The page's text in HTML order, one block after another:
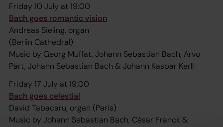
Friday 10 July at 19:00
Bach goes romantic vision
Andreas Sieling, organ
(Berlin Cathedral)
Music by Georg Muffat, Johann Sebastian Bach, Arvo
Pärt, Johann Sebastian Bach & Johann Kaspar Kerll
Friday 17 July at 19:00
Bach goes celestial
David Tabacaru, organ (Paris)
Music by Johann Sebastian Bach, César Franck &